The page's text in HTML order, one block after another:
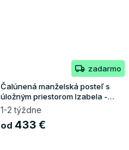
zadarmo
Čalúnená manželská posteľ s
úložným priestorom Izabela -
čierna
1-2 týždne
od 433 €